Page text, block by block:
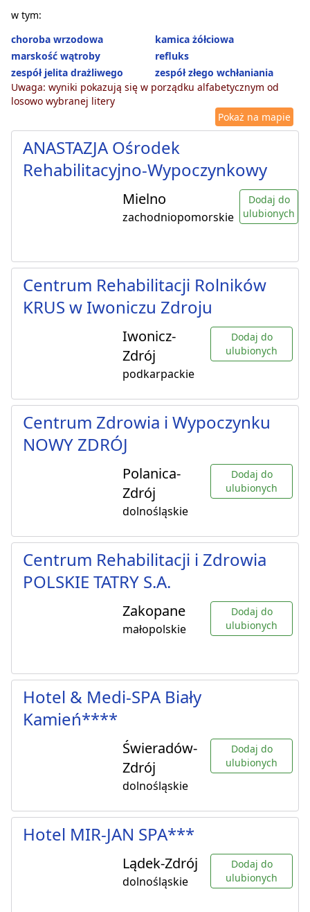
w tym:
choroba wrzodowa
kamica żółciowa
marskość wątroby
refluks
zespół jelita drażliwego
zespół złego wchłaniania
Uwaga: wyniki pokazują się w porządku alfabetycznym od
losowo wybranej litery
Pokaż na mapie
ANASTAZJA Ośrodek
Rehabilitacyjno-Wypoczynkowy
Mielno
zachodniopomorskie
Dodaj do
ulubionych
Centrum Rehabilitacji Rolników
KRUS w Iwoniczu Zdroju
Iwonicz-
Zdrój
podkarpackie
Dodaj do
ulubionych
Centrum Zdrowia i Wypoczynku
NOWY ZDRÓJ
Polanica-
Zdrój
dolnośląskie
Dodaj do
ulubionych
Centrum Rehabilitacji i Zdrowia
POLSKIE TATRY S.A.
Zakopane
małopolskie
Dodaj do
ulubionych
Hotel & Medi-SPA Biały
Kamień****
Świeradów-
Zdrój
dolnośląskie
Dodaj do
ulubionych
Hotel MIR-JAN SPA***
Lądek-Zdrój
dolnośląskie
Dodaj do
ulubionych